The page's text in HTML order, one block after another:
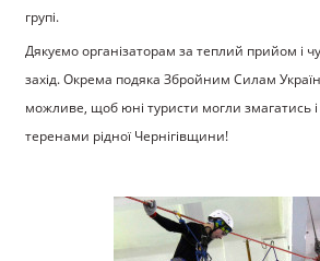
групі.
Дякуємо організаторам за теплий прийом і
захід. Окрема подяка Збройним Силам
можливе, щоб юні туристи могли змагатись
теренами рідної Чернігівщини!